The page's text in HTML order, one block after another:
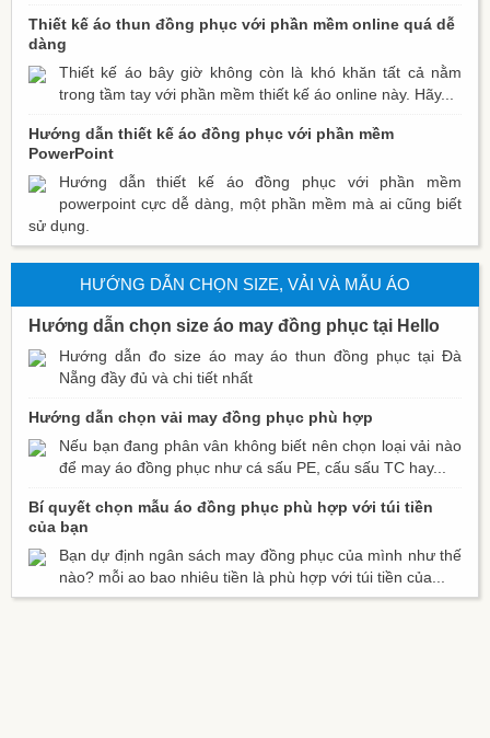
Thiết kế áo thun đồng phục với phần mềm online quá dễ
dàng
Thiết kế áo bây giờ không còn là khó khăn tất cả nằm
trong tầm tay với phần mềm thiết kế áo online này. Hãy...
Hướng dẫn thiết kế áo đồng phục với phần mềm
PowerPoint
Hướng dẫn thiết kế áo đồng phục với phần mềm
powerpoint cực dễ dàng, một phần mềm mà ai cũng biết
sử dụng.
HƯỚNG DẪN CHỌN SIZE, VẢI VÀ MẪU ÁO
Hướng dẫn chọn size áo may đồng phục tại Hello
Hướng dẫn đo size áo may áo thun đồng phục tại Đà
Nẵng đầy đủ và chi tiết nhất
Hướng dẫn chọn vải may đồng phục phù hợp
Nếu bạn đang phân vân không biết nên chọn loại vải nào
để may áo đồng phục như cá sấu PE, cấu sấu TC hay...
Bí quyết chọn mẫu áo đồng phục phù hợp với túi tiền
của bạn
Bạn dự định ngân sách may đồng phục của mình như thế
nào? mỗi ao bao nhiêu tiền là phù hợp với túi tiền của...